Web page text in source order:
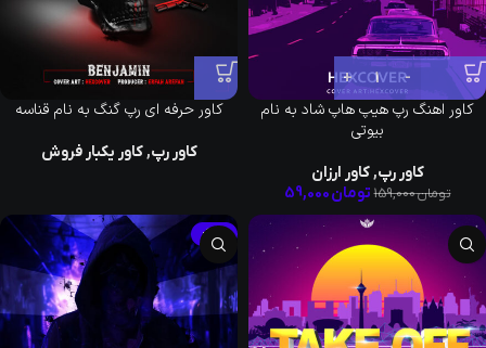
کاور اهنگ رپ هیپ هاپ شاد به نام
بیوتی
کاور رپ,کاور ارزان
تومان159,000 تومان
کاور حرفه ای رپ گنگ به نام قناسه
کاور رپ,کاور یکبار فروش
-63%